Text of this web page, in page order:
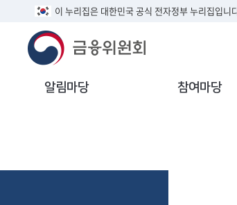
이 누리집은 대한민국 공식 전자정부 누리집입니
알림마당 참여마당